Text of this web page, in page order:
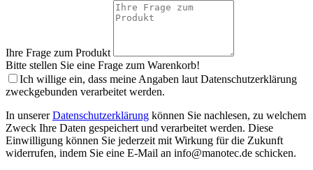
Ihre Frage zum Produkt
Bitte stellen Sie eine Frage zum Warenkorb!
Ich willige ein, dass meine Angaben laut Datenschutzerklärung
zweckgebunden verarbeitet werden.
In unsererDatenschutzerklärung können Sie nachlesen, zu welchem
Zweck Ihre Daten gespeichert und verarbeitet werden. Diese
Einwilligung können Sie jederzeit mit Wirkung für die Zukunft
widerrufen, indem Sie eine E-Mail an info@manotec.de schicken.